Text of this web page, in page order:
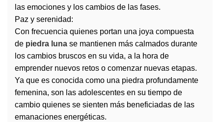
las emociones y los cambios de las fases.
Paz y serenidad:
Con frecuencia quienes portan una joya compuesta
de piedra luna se mantienen más calmados durante
los cambios bruscos en su vida, a la hora de
emprender nuevos retos o comenzar nuevas etapas.
Ya que es conocida como una piedra profundamente
femenina, son las adolescentes en su tiempo de
cambio quienes se sienten más beneficiadas de las
emanaciones energéticas.